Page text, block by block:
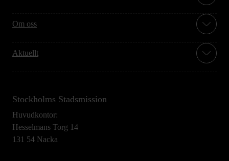
Om oss
Aktuellt
Stockholms Stadsmission
Huvudkontor:
Hesselmans Torg 14
131 54 Nacka